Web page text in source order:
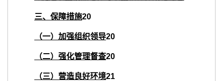
三、保障措施20
（一）加强组织领导20
（二）强化管理督查20
（三）营造良好环境21